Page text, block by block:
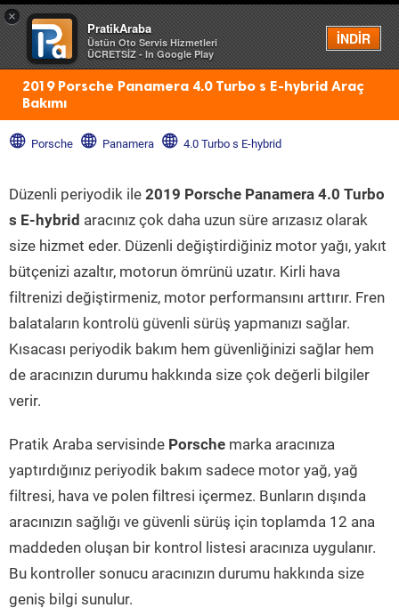
×
PratikAraba
Üstün Oto Servis Hizmetleri
ÜCRETSİZ - In Google Play
İNDİR
Menü
2019 Porsche Panamera 4.0 Turbo s E-hybrid Araç
Bakımı
Porsche Panamera 4.0 Turbo s E-hybrid
Düzenli periyodik ile 2019 Porsche Panamera 4.0 Turbo
s E-hybrid aracınız çok daha uzun süre arızasız olarak
size hizmet eder. Düzenli değiştirdiğiniz motor yağı, yakıt
bütçenizi azaltır, motorun ömrünü uzatır. Kirli hava
filtrenizi değiştirmeniz, motor performansını arttırır. Fren
balataların kontrolü güvenli sürüş yapmanızı sağlar.
Kısacası periyodik bakım hem güvenliğinizi sağlar hem
de aracınızın durumu hakkında size çok değerli bilgiler
verir.
Pratik Araba servisinde Porsche marka aracınıza
yaptırdığınız periyodik bakım sadece motor yağ, yağ
filtresi, hava ve polen filtresi içermez. Bunların dışında
aracınızın sağlığı ve güvenli sürüş için toplamda 12 ana
maddeden oluşan bir kontrol listesi aracınıza uygulanır.
Bu kontroller sonucu aracınızın durumu hakkında size
geniş bilgi sunulur.